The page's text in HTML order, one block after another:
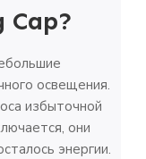
Cap?
освещения.
избыточной
они
энергии.